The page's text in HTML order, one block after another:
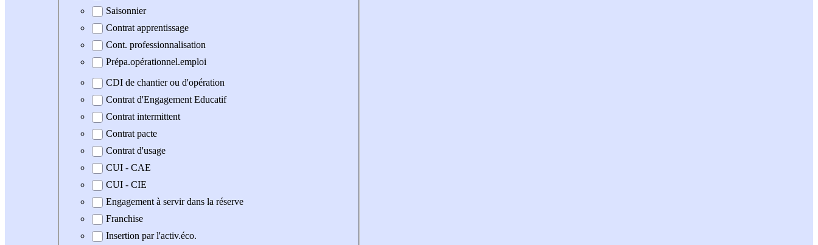
Saisonnier
Contrat apprentissage
Cont. professionnalisation
Prépa.opérationnel.emploi
CDI de chantier ou d'opération
Contrat d'Engagement Educatif
Contrat intermittent
Contrat pacte
Contrat d'usage
CUI - CAE
CUI - CIE
Engagement à servir dans la réserve
Franchise
Insertion par l'activ.éco.